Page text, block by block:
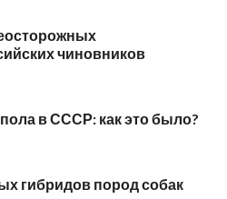
чиновников
в СССР: как это было?
гибридов пород собак